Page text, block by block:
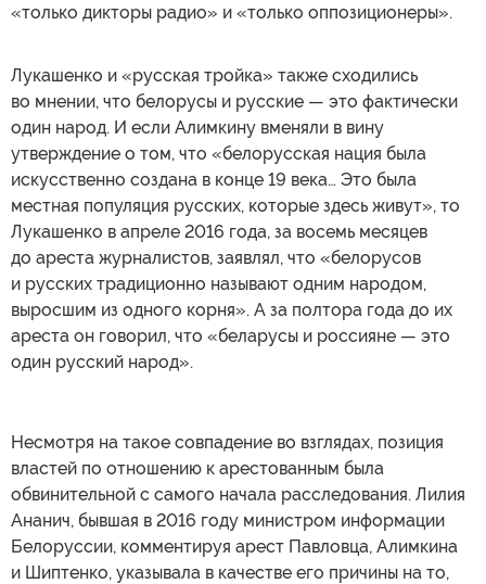
«только дикторы радио» и «только оппозиционеры».
Лукашенко и «русская тройка» также сходились
во мнении, что белорусы и русские — это фактически
один народ. И если Алимкину вменяли в вину
утверждение о том, что «белорусская нация была
искусственно создана в конце 19 века… Это была
местная популяция русских, которые здесь живут», то
Лукашенко в апреле 2016 года, за восемь месяцев
до ареста журналистов, заявлял, что «белорусов
и русских традиционно называют одним народом,
выросшим из одного корня». А за полтора года до их
ареста он говорил, что «беларусы и россияне — это
один русский народ».
Несмотря на такое совпадение во взглядах, позиция
властей по отношению к арестованным была
обвинительной с самого начала расследования. Лилия
Ананич, бывшая в 2016 году министром информации
Белоруссии, комментируя арест Павловца, Алимкина
и Шиптенко, указывала в качестве его причины на то,